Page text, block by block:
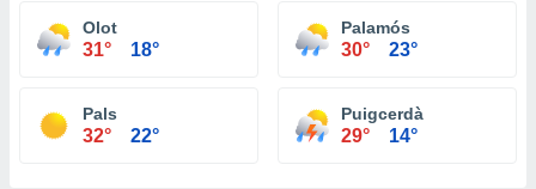
Olot
31° 18°
Palamós
30° 23°
Pals
32° 22°
Puigcerdà
29° 14°